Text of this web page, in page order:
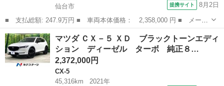
仙台市
提携サイト 8月2日
■ 支払総額: 247.9万円 ■ 車両本体価格： 2,358,000 円 ■ メーカ
ー名： マツダ ■ 車種名： ＣＸ－５ ■ グレード名： ＸＤ ブ
ラックトーンエディション ４ＷＤ ターボ ディーゼル 純正１
０．２５型...
宮城 仙台市 CX-5
マツダ ＣＸ－５ ＸＤ ブラックトーンエディ
ション ディーゼル ターボ 純正８…
2,372,000円
CX-5
45,316km
2021年